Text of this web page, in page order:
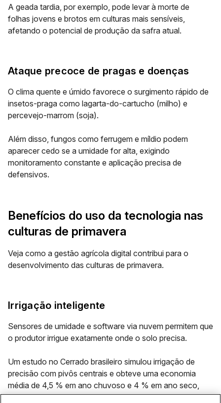
A geada tardia, por exemplo, pode levar à morte de
folhas jovens e brotos em culturas mais sensíveis,
afetando o potencial de produção da safra atual.
Ataque precoce de pragas e doenças
O clima quente e úmido favorece o surgimento rápido de
insetos-praga como lagarta-do-cartucho (milho) e
percevejo-marrom (soja).
Além disso, fungos como ferrugem e míldio podem
aparecer cedo se a umidade for alta, exigindo
monitoramento constante e aplicação precisa de
defensivos.
Benefícios do uso da tecnologia nas
culturas de primavera
Veja como a gestão agrícola digital contribui para o
desenvolvimento das culturas de primavera.
Irrigação inteligente
Sensores de umidade e software via nuvem permitem que
o produtor irrigue exatamente onde o solo precisa.
Um estudo no Cerrado brasileiro simulou irrigação de
precisão com pivôs centrais e obteve uma economia
média de 4,5 % em ano chuvoso e 4 % em ano seco,
além de aumento de produtividade de 6,4 % e 4 %,